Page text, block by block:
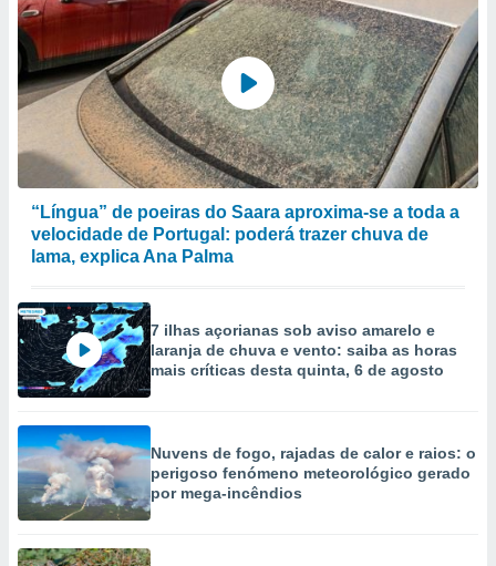
“Língua” de poeiras do Saara aproxima-se a toda a
velocidade de Portugal: poderá trazer chuva de
lama, explica Ana Palma
7 ilhas açorianas sob aviso amarelo e
laranja de chuva e vento: saiba as horas
mais críticas desta quinta, 6 de agosto
Nuvens de fogo, rajadas de calor e raios: o
perigoso fenómeno meteorológico gerado
por mega-incêndios